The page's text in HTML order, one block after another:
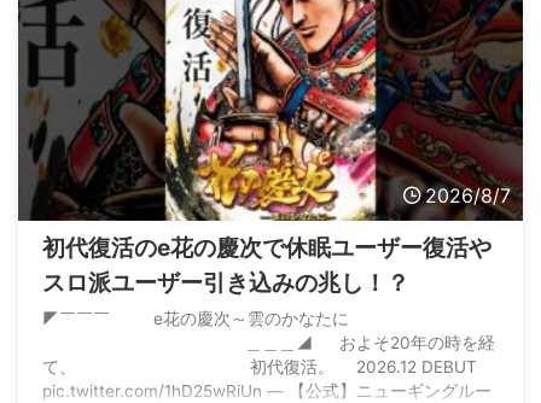
2026/8/7
初代復活のe花の慶次で休眠ユーザー復活や
スロ派ユーザー引き込みの兆し！？
◤￣￣￣ e花の慶次～雲のかなたに
＿＿＿◢ およそ20年の時を経
て、 初代復活。 2026.12 DEBUT
pic.twitter.com/1hD25wRiUn — 【公式】ニューギングルー